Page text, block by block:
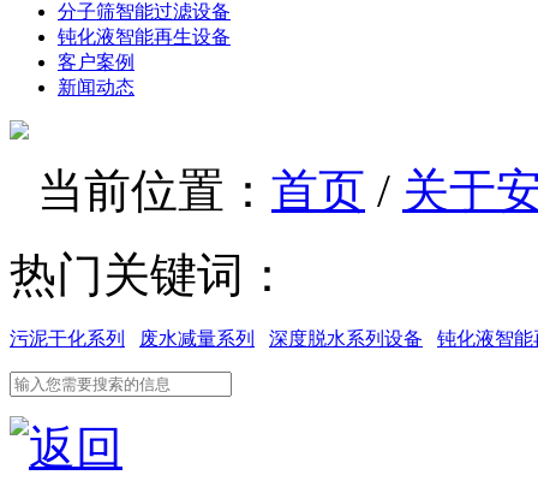
分子筛智能过滤设备
钝化液智能再生设备
客户案例
新闻动态
当前位置： 首页 / 关于
热门关键词：
污泥干化系列 废水减量系列 深度脱水系列设备 钝化液智能